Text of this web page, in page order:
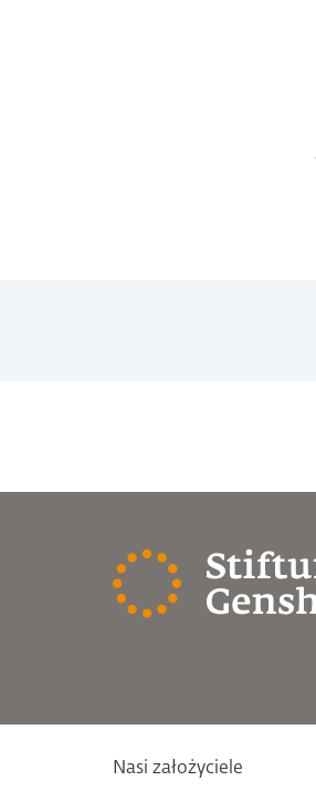
Nasi założyciele